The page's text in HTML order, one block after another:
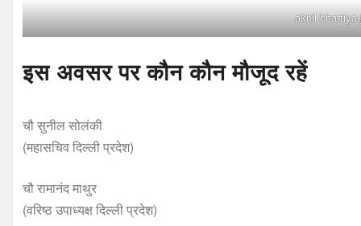
akhil bhartiya
इस अवसर पर कौन कौन मौजूद रहें
चौ सुनील सोलंकी
(महासचिव दिल्ली प्रदेश)
चौ रामानंद माथुर
(वरिष्ठ उपाध्यक्ष दिल्ली प्रदेश)